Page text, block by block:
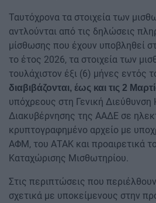
Ταυτόχρονα τα στοιχεία των
αντλούνται από τις δηλώσεις
μίσθωσης που έχουν υποβληθεί
το έτος 2026, τα στοιχεία των
τουλάχιστον έξι (6) μήνες εντός
διαβιβάζονται, έως και τις 2
υπόχρεους στη Γενική Διεύθυνση
Διακυβέρνησης της ΑΑΔΕ σε
κρυπτογραφημένο αρχείο με
ΑΦΜ, του ΑΤΑΚ και προαιρετικά
Καταχώρισης Μισθωτηρίου.
Στις περιπτώσεις που
σχετικά με υποκείμενους στην